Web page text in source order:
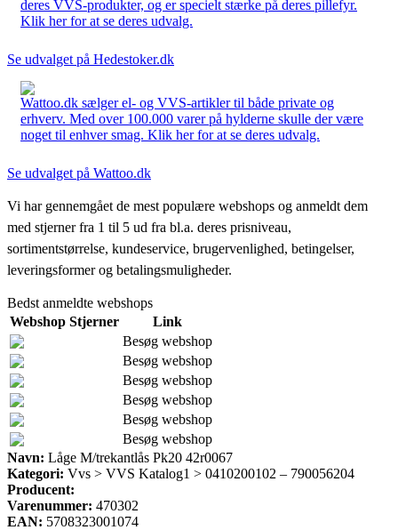
deres VVS-produkter, og er specielt stærke på deres pillefyr.
Klik her for at se deres udvalg.
Se udvalget på Hedestoker.dk
Wattoo.dk sælger el- og VVS-artikler til både private og
erhverv. Med over 100.000 varer på hylderne skulle der være
noget til enhver smag. Klik her for at se deres udvalg.
Se udvalget på Wattoo.dk
Vi har gennemgået de mest populære webshops og anmeldt dem
med stjerner fra 1 til 5 ud fra bl.a. deres prisniveau,
sortimentstørrelse, kundeservice, brugervenlighed, betingelser,
leveringsformer og betalingsmuligheder.
Bedst anmeldte webshops
Webshop Stjerner
Link
Besøg webshop
Besøg webshop
Besøg webshop
Besøg webshop
Besøg webshop
Besøg webshop
Navn: Låge M/trekantlås Pk20 42r0067
Kategori: Vvs > VVS Katalog1 > 0410200102 – 790056204
Producent:
Varenummer: 470302
EAN: 5708323001074